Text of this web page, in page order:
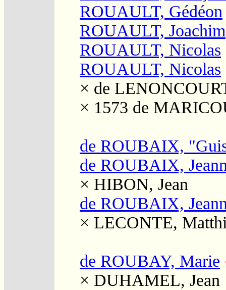
ROUAULT, Gédéon
ROUAULT, Joachim
ROUAULT, Nicolas
ROUAULT, Nicolas
× de
× 1573 de
de ROUBAIX,
de ROUBAIX,
× HIBON, Jean
de ROUBAIX,
× LECONTE,
de ROUBAY, Marie
× DUHAMEL, Jean